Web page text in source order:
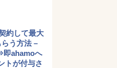
約して最大
う方法 –
即ahamoへ
トが付与さ